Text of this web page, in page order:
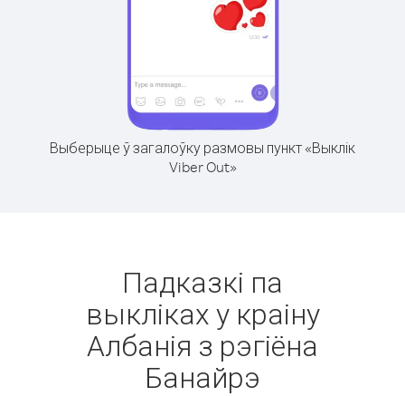
Выберыце ў загалоўку размовы пункт «Выклік
Viber Out»
Падказкі па
выкліках у краіну
Албанія з рэгіёна
Банайрэ